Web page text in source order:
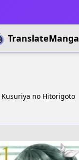
TranslateManga
Kusuriya no Hitorigoto